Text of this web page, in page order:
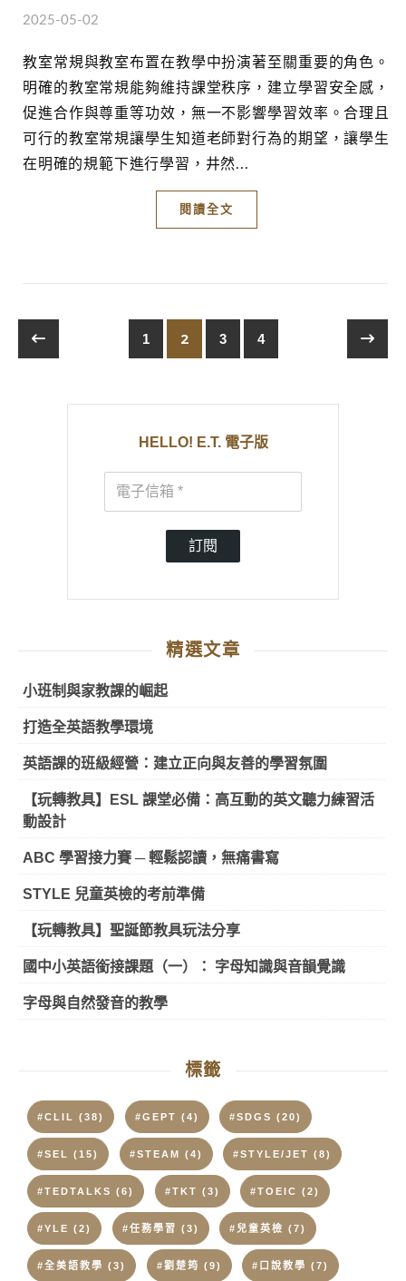
2025-05-02
教室常規與教室布置在教學中扮演著至關重要的角色。
明確的教室常規能夠維持課堂秩序，建立學習安全感，
促進合作與尊重等功效，無一不影響學習效率。合理且
可行的教室常規讓學生知道老師對行為的期望，讓學生
在明確的規範下進行學習，井然...
閱讀全文
1 2 3 4
HELLO! E.T. 電子版
訂閱
精選文章
小班制與家教課的崛起
打造全英語教學環境
英語課的班級經營：建立正向與友善的學習氛圍
【玩轉教具】ESL 課堂必備：高互動的英文聽力練習活
動設計
ABC 學習接力賽 ─ 輕鬆認讀，無痛書寫
STYLE 兒童英檢的考前準備
【玩轉教具】聖誕節教具玩法分享
國中小英語銜接課題（一）： 字母知識與音韻覺識
字母與自然發音的教學
標籤
#CLIL (38) #GEPT (4) #SDGS (20)
#SEL (15) #STEAM (4) #STYLE/JET (8)
#TEDTALKS (6) #TKT (3) #TOEIC (2)
#YLE (2) #任務學習 (3) #兒童英檢 (7)
#全美語教學 (3) #劉楚筠 (9) #口說教學 (7)